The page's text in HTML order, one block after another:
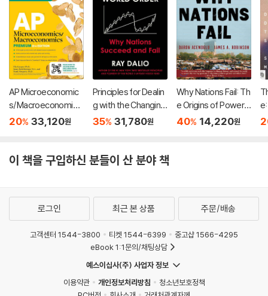
AP Microeconomic
s/Macroeconomics
Premium, Eighth Edi
Comprehensive Re
20% 33,120원
Principles for Dealin
g with the Changing
World Order
35% 31,780원
Why Nations Fail: Th
e Origins of Power,
Prosperity, and Pov
40% 14,220원
이 책을 구입하신 분들이 산 분야 책
로그인 최근 본 상품 주문/배송
고객센터 1544-3800 티켓 1544-6399
중고샵 1566-4295
eBook 1:1문의/채팅상담
예스이십사(주) 사업자 정보
이용약관
개인정보처리방침
청소년보호정책